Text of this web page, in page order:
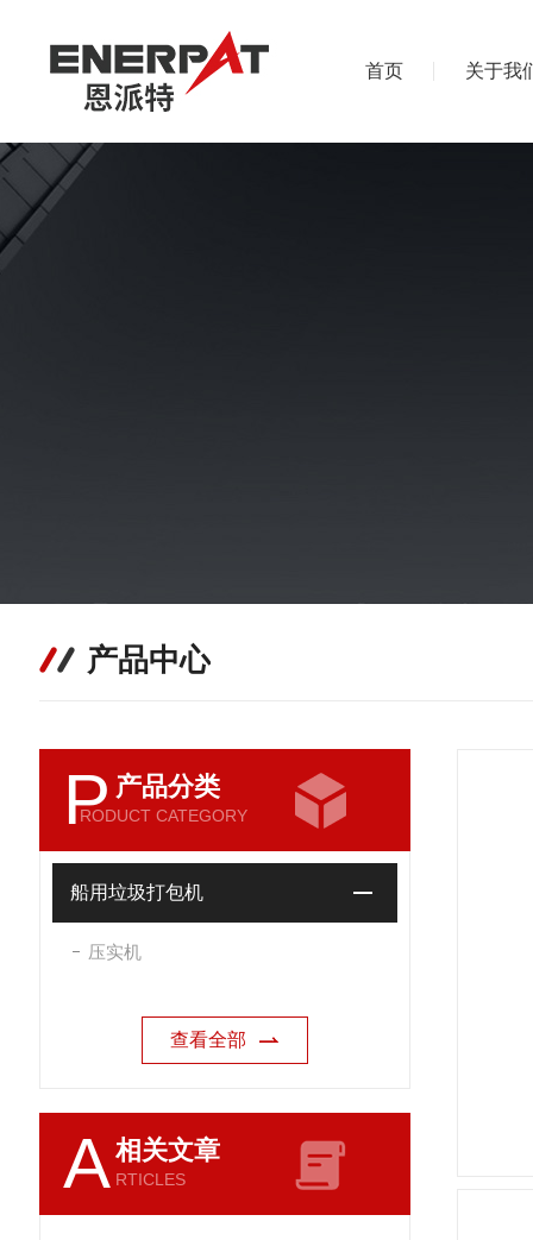
首页 关于我
产品中心
P 产品分类
RODUCT CATEGORY
船用垃圾打包机
压实机
查看全部
A相关文章
RTICLES